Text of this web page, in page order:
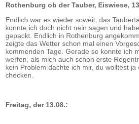
Rothenburg ob der Tauber, Eiswiese,
Endlich war es wieder soweit, das
konnte ich doch nicht nein sagen und
gepackt. Endlich in Rothenburg
zeigte das Wetter schon mal einen
kommenden Tage. Gerade so konnte ich
werfen, als mich auch schon erste
kein Problem dachte ich mir, du wolltest ja
checken.
Freitag, der 13.08.: